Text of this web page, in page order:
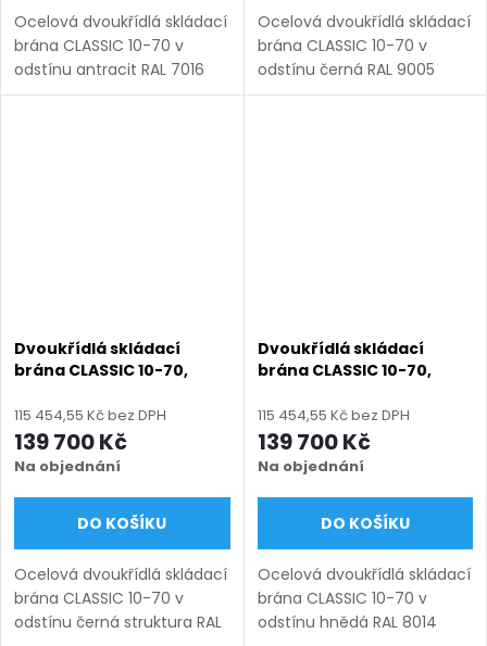
Ocelová dvoukřídlá skládací
brána CLASSIC 10-70 v
odstínu antracit RAL 7016
matná. Bezúdržbová ocel
Ocelová dvoukřídlá skládací
brána CLASSIC 10-70 v
odstínu černá RAL 9005
matná. Bezúdržbová ocel
Dvoukřídlá skládací
brána CLASSIC 10-70,
míru (šířka 3000–6000
mm, výška 1000–1600
mm), černá struktura RAL
115 454,55 Kč bez DPH
139 700 Kč
Na objednání
DO KOŠÍKU
Ocelová dvoukřídlá skládací
brána CLASSIC 10-70 v
odstínu černá struktura RAL
Dvoukřídlá skládací
brána CLASSIC 10-70,
míru (šířka 3000–6000
mm, výška 1000–1600
mm), hnědá RAL 8014
matná
115 454,55 Kč bez DPH
139 700 Kč
Na objednání
DO KOŠÍKU
Ocelová dvoukřídlá skládací
brána CLASSIC 10-70 v
odstínu hnědá RAL 8014